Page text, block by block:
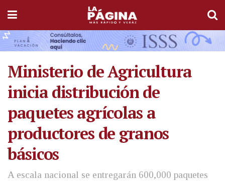
Ministerio de Agricultura
inicia distribución de
paquetes agrícolas a
productores de granos
básicos
A escala nacional se entregarán 600,000 paquetes